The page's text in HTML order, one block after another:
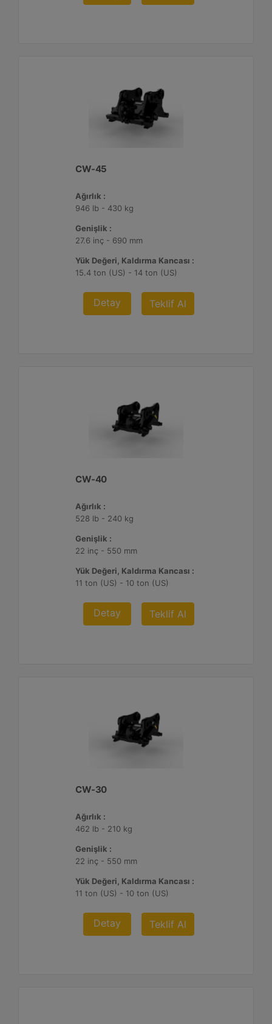
CW-45
Ağırlık :
946 lb - 430 kg
Genişlik :
27.6 inç - 690 mm
Yük Değeri, Kaldırma Kancası :
15.4 ton (US) - 14 ton (US)
Detay Teklif Al
CW-40
Ağırlık :
528 lb - 240 kg
Genişlik :
22 inç - 550 mm
Yük Değeri, Kaldırma Kancası :
11 ton (US) - 10 ton (US)
Detay Teklif Al
CW-30
Ağırlık :
462 lb - 210 kg
Genişlik :
22 inç - 550 mm
Yük Değeri, Kaldırma Kancası :
11 ton (US) - 10 ton (US)
Detay Teklif Al